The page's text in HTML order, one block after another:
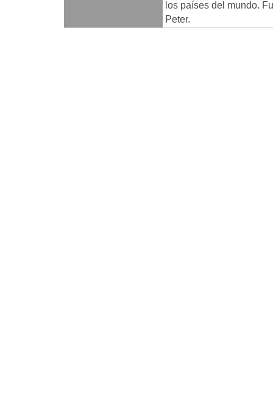
los países del mundo.
Peter.